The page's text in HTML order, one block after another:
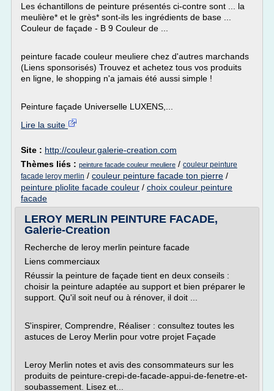
Les échantillons de peinture présentés ci-contre sont ... la
meulière* et le grès* sont-ils les ingrédients de base ...
Couleur de façade - B 9 Couleur de ...
peinture facade couleur meuliere chez d'autres marchands
(Liens sponsorisés) Trouvez et achetez tous vos produits
en ligne, le shopping n'a jamais été aussi simple !
Peinture façade Universelle LUXENS,...
Lire la suite
Site : http://couleur.galerie-creation.com
Thèmes liés : peinture facade couleur meuliere / couleur peinture
facade leroy merlin / couleur peinture facade ton pierre /
peinture pliolite facade couleur / choix couleur peinture
facade
LEROY MERLIN PEINTURE FACADE,
Galerie-Creation
Recherche de leroy merlin peinture facade
Liens commerciaux
Réussir la peinture de façade tient en deux conseils :
choisir la peinture adaptée au support et bien préparer le
support. Qu'il soit neuf ou à rénover, il doit ...
S'inspirer, Comprendre, Réaliser : consultez toutes les
astuces de Leroy Merlin pour votre projet Façade
Leroy Merlin notes et avis des consommateurs sur les
produits de peinture-crepi-de-facade-appui-de-fenetre-et-
soubassement. Lisez et...